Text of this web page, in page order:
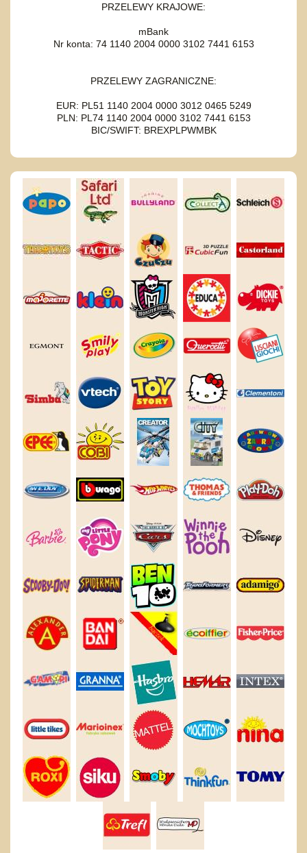
PRZELEWY KRAJOWE:
mBank
Nr konta: 74 1140 2004 0000 3102 7441 6153
PRZELEWY ZAGRANICZNE:
EUR: PL51 1140 2004 0000 3012 0465 5249
PLN: PL74 1140 2004 0000 3102 7441 6153
BIC/SWIFT: BREXPLPWMBK